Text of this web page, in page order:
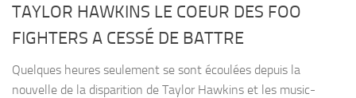
TAYLOR HAWKINS LE COEUR DES FOO
FIGHTERS A CESSÉ DE BATTRE
Quelques heures seulement se sont écoulées depuis la
nouvelle de la disparition de Taylor Hawkins et les music-